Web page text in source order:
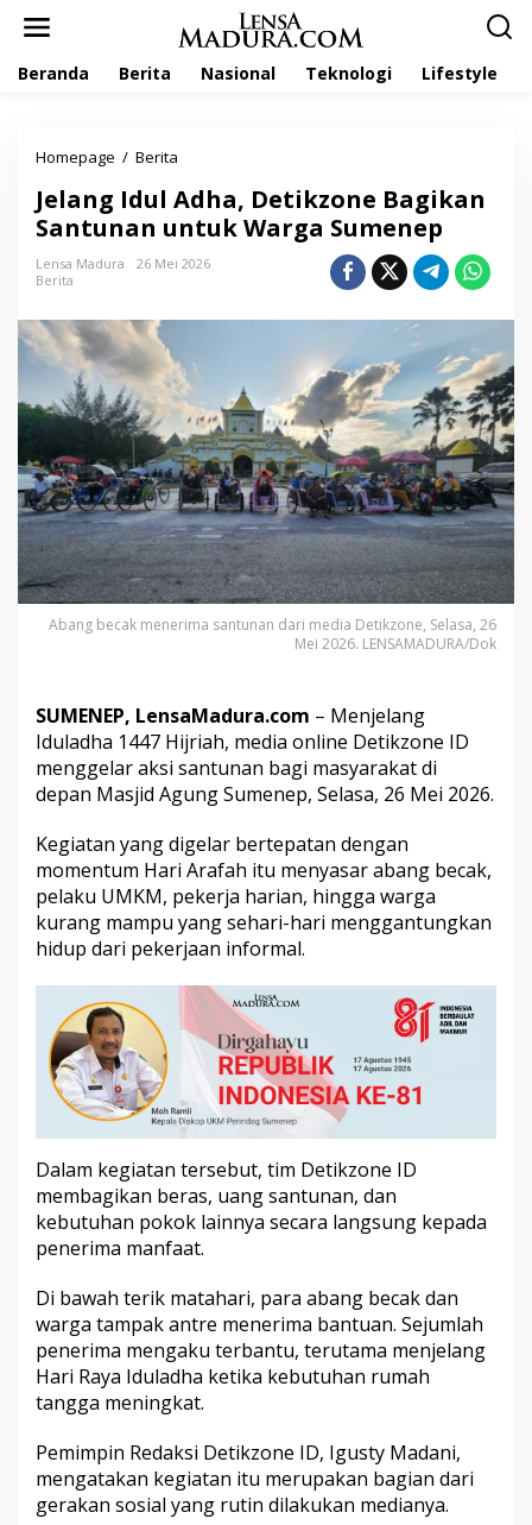
Beranda Berita Nasional Teknologi Lifestyle
Homepage / Berita
l
a
n
g
A
d
h
a
,
D
e
t
k
z
o
n
g
i
k
a
n
a
n
t
u
n
a
u
t
W
a
r
g
a
S
u
m
n
e
p
Jelang Idul Adha, Detikzone Bagikan
Santunan untuk Warga Sumenep
Lensa Madura
26 Mei 2026
Berita
Abang becak menerima santunan dari media Detikzone, Selasa, 26
Mei 2026. LENSAMADURA/Dok
SUMENEP, LensaMadura.com – Menjelang
Iduladha 1447 Hijriah, media online Detikzone ID
menggelar aksi santunan bagi masyarakat di
depan Masjid Agung Sumenep, Selasa, 26 Mei 2026.
Kegiatan yang digelar bertepatan dengan
momentum Hari Arafah itu menyasar abang becak,
pelaku UMKM, pekerja harian, hingga warga
kurang mampu yang sehari-hari menggantungkan
hidup dari pekerjaan informal.
Dalam kegiatan tersebut, tim Detikzone ID
membagikan beras, uang santunan, dan
kebutuhan pokok lainnya secara langsung kepada
penerima manfaat.
Di bawah terik matahari, para abang becak dan
warga tampak antre menerima bantuan. Sejumlah
penerima mengaku terbantu, terutama menjelang
Hari Raya Iduladha ketika kebutuhan rumah
tangga meningkat.
Pemimpin Redaksi Detikzone ID, Igusty Madani,
mengatakan kegiatan itu merupakan bagian dari
gerakan sosial yang rutin dilakukan medianya.